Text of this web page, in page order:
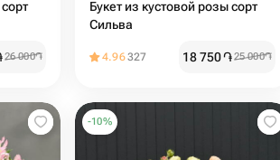
26 000֏
Букет из кустовой розы сорт
Сильва
4.96327 18 750֏25 000֏
-10%